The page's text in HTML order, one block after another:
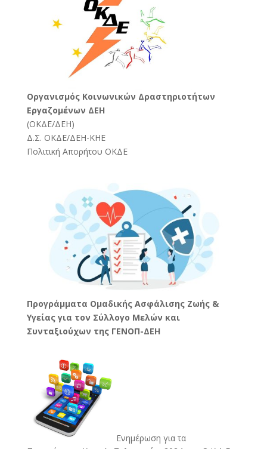
Oργανισμός Κοινωνικών Δραστηριοτήτων
Εργαζομένων ΔΕΗ
(ΟΚΔΕ/ΔΕΗ)
Δ.Σ. ΟΚΔΕ/ΔΕΗ-ΚΗΕ
Πολιτική Απορήτου ΟΚΔΕ
Προγράμματα Ομαδικής Ασφάλισης Ζωής &
Υγείας για τον Σύλλογο Μελών και
Συνταξιούχων της ΓΕΝΟΠ-ΔΕΗ
Ενημέρωση για τα